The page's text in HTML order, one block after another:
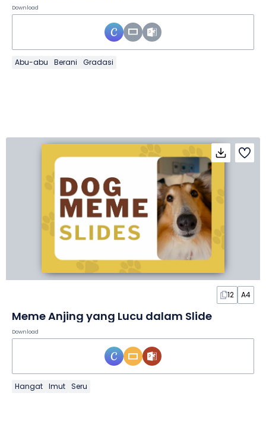
Download
Abu-abu Berani Gradasi
12 A4
Meme Anjing yang Lucu dalam Slide
Download
Hangat Imut Seru